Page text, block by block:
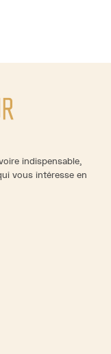
indispensable,
vous intéresse en